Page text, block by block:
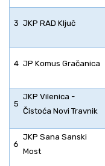
3 JKP RAD Ključ
4 JP Komus Gračanica
5
JKP Vilenica -
Čistoća Novi Travnik
6
JKP Sana Sanski
Most